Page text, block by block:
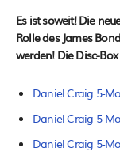
Es ist soweit! Die
Rolle des James
werden! Die Disc-
Daniel Craig 5-
Daniel Craig 5-
Daniel Craig 5-